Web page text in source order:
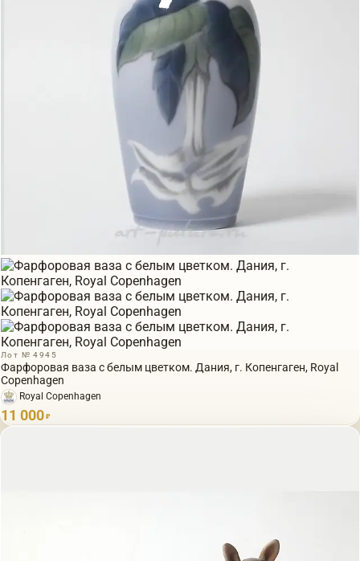
Лот № 4945
Фарфоровая ваза с белым цветком. Дания, г. Копенгаген, Royal
Copenhagen
Royal Copenhagen
11 000 ₽